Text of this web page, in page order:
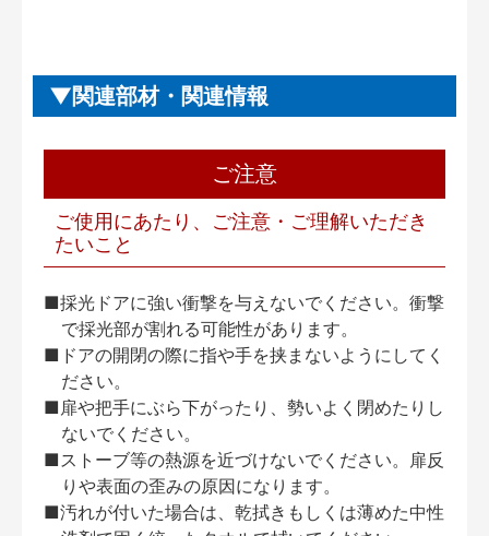
関連部材・関連情報
ご注意
ご使用にあたり、ご注意・ご理解いただき
たいこと
■採光ドアに強い衝撃を与えないでください。衝撃
で採光部が割れる可能性があります。
■ドアの開閉の際に指や手を挟まないようにしてく
ださい。
■扉や把手にぶら下がったり、勢いよく閉めたりし
ないでください。
■ストーブ等の熱源を近づけないでください。扉反
りや表面の歪みの原因になります。
■汚れが付いた場合は、乾拭きもしくは薄めた中性